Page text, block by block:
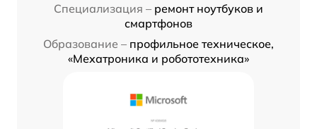
Специализация – ремонт ноутбуков и
смартфонов
Образование – профильное техническое,
«Мехатроника и робототехника»